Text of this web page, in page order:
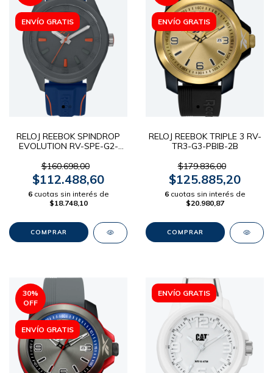
ENVÍO GRATIS
RELOJ REEBOK SPINDROP
EVOLUTION RV-SPE-G2-
$160.698,00
$112.488,60
6 cuotas sin interés de
$18.748,10
ENVÍO GRATIS
RELOJ REEBOK TRIPLE 3 RV-
TR3-G3-PBIB-2B
$179.836,00
$125.885,20
6 cuotas sin interés de
$20.980,87
30%
OFF
ENVÍO GRATIS
ENVÍO GRATIS